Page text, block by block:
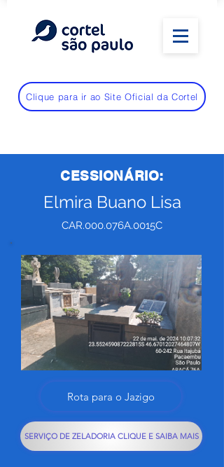
Clique para ir ao Site Oficial da Cortel
CESSIONÁRIO:
Elmira Buano Lisa
CAR.000.076A.0015C
Rota para o Jazigo
SERVIÇO DE ZELADORIA CLIQUE E SAIBA MAIS